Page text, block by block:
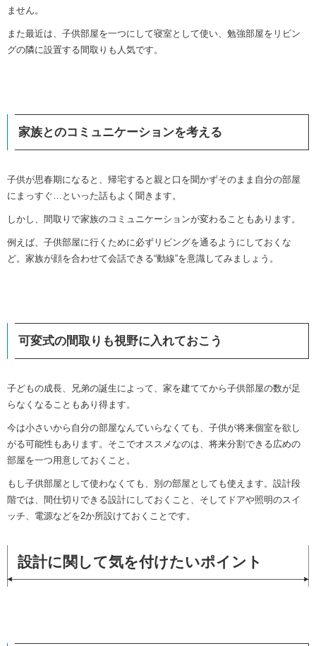
ません。
また最近は、子供部屋を一つにして寝室として使い、勉強部屋をリビン
グの隣に設置する間取りも人気です。
家族とのコミュニケーションを考える
子供が思春期になると、帰宅すると親と口を聞かずそのまま自分の部屋
にまっすぐ…といった話もよく聞きます。
しかし、間取りで家族のコミュニケーションが変わることもあります。
例えば、子供部屋に行くために必ずリビングを通るようにしておくな
ど。家族が顔を合わせて会話できる“動線”を意識してみましょう。
可変式の間取りも視野に入れておこう
子どもの成長、兄弟の誕生によって、家を建ててから子供部屋の数が足
らなくなることもあり得ます。
今は小さいから自分の部屋なんていらなくても、子供が将来個室を欲し
がる可能性もあります。そこでオススメなのは、将来分割できる広めの
部屋を一つ用意しておくこと。
もし子供部屋として使わなくても、別の部屋としても使えます。設計段
階では、間仕切りできる設計にしておくこと、そしてドアや照明のスイ
ッチ、電源などを2か所設けておくことです。
設計に関して気を付けたいポイント